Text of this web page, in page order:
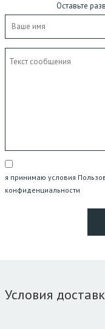
Оставьте
я принимаю условия
конфиденциальности
Условия